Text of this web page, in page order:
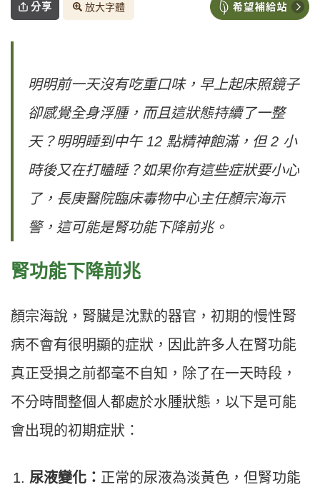
分享 放大字體
明明前一天沒有吃重口味，早上起床照鏡子
卻感覺全身浮腫，而且這狀態持續了一整
天？明明睡到中午 12 點精神飽滿，但 2 小
時後又在打瞌睡？如果你有這些症狀要小心
了，長庚醫院臨床毒物中心主任顏宗海示
警，這可能是腎功能下降前兆。
腎功能下降前兆
顏宗海說，腎臟是沈默的器官，初期的慢性腎
病不會有很明顯的症狀，因此許多人在腎功能
真正受損之前都毫不自知，除了在一天時段，
不分時間整個人都處於水腫狀態，以下是可能
會出現的初期症狀：
尿液變化： 正常的尿液為淡黃色，但腎功能